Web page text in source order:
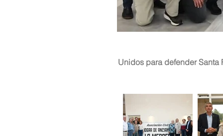
Unidos para defender Santa